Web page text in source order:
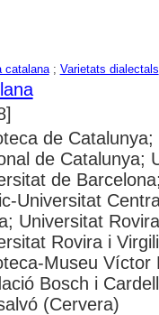
catalana; Varietats dialectals
de
de Catalunya;
de
Universitat
Universitat
Rovira i
Museu Víctor
Bosch i
(Cervera)